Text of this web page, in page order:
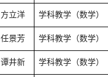
方立洋 学科教学（数学）
任景芳 学科教学（数学）
谭井新 学科教学（数学）